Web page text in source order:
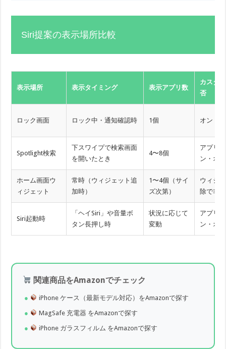
Siri提案の表示場所比較
表示場所 表示タイミング 表示アプリ数
カスタ
否
ロック画面 ロック中・通知確認時 1個 オン・
Spotlight検索
下スワイプで検索画面
を開いたとき
4〜8個
アプリ
ン・オ
ホーム画面ウ
ィジェット
常時（ウィジェット追
加時）
1〜4個（サイ
ズ次第）
ウィジ
除で非
Siri起動時
「ヘイSiri」や音量ボ
タン長押し時
状況に応じて
変動
アプリ
ン・オ
関連商品をAmazonでチェック
iPhone ケース（最新モデル対応）をAmazonで探す
MagSafe 充電器 をAmazonで探す
iPhone ガラスフィルム をAmazonで探す